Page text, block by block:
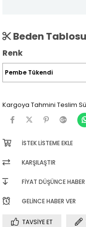
Beden Tablosu
Renk
Kargoya Tahmini Teslim
İSTEK LISTEME EKLE
KARŞILAŞTIR
FIYAT DÜŞÜNCE HABER
GELINCE HABER VER
TAVSIYE ET